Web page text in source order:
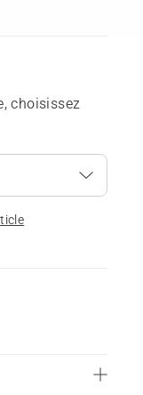
choisissez